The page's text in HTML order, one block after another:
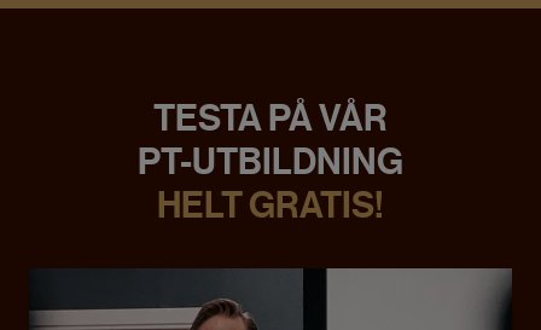
TESTA PÅ VÅR
PT-UTBILDNING
HELT GRATIS!